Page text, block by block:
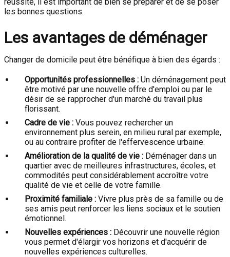
les bonnes questions.
Les avantages de déménager
Changer de domicile peut être bénéfique à bien des égards :
Opportunités professionnelles : Un déménagement peut
être motivé par une nouvelle offre d'emploi ou par le
désir de se rapprocher d'un marché du travail plus
florissant.
Cadre de vie : Vous pouvez rechercher un
environnement plus serein, en milieu rural par exemple,
ou au contraire profiter de l'effervescence urbaine.
Amélioration de la qualité de vie : Déménager dans un
quartier avec de meilleures infrastructures, écoles, et
commodités peut considérablement accroître votre
qualité de vie et celle de votre famille.
Proximité familiale : Vivre plus près de sa famille ou de
ses amis peut renforcer les liens sociaux et le soutien
émotionnel.
Nouvelles expériences : Découvrir une nouvelle région
vous permet d'élargir vos horizons et d'acquérir de
nouvelles expériences culturelles.